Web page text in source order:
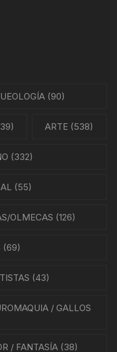
(90)
ARTE (538)
(332)
(55)
OLMECAS (126)
(69)
(43)
/ GALLOS
/ FANTASÍA(38)